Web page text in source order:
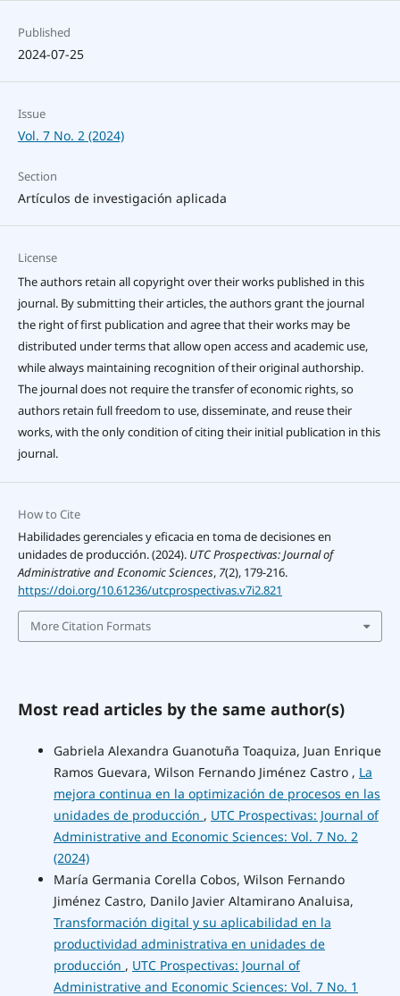
Published
2024-07-25
Issue
Vol. 7 No. 2 (2024)
Section
Artículos de investigación aplicada
License
The authors retain all copyright over their works published in this
journal. By submitting their articles, the authors grant the journal
the right of first publication and agree that their works may be
distributed under terms that allow open access and academic use,
while always maintaining recognition of their original authorship.
The journal does not require the transfer of economic rights, so
authors retain full freedom to use, disseminate, and reuse their
works, with the only condition of citing their initial publication in this
journal.
How to Cite
Habilidades gerenciales y eficacia en toma de decisiones en
unidades de producción. (2024). UTC Prospectivas: Journal of
Administrative and Economic Sciences, 7(2), 179-216.
https://doi.org/10.61236/utcprospectivas.v7i2.821
More Citation Formats
Most read articles by the same author(s)
Gabriela Alexandra Guanotuña Toaquiza, Juan Enrique
Ramos Guevara, Wilson Fernando Jiménez Castro , La
mejora continua en la optimización de procesos en las
unidades de producción , UTC Prospectivas: Journal of
Administrative and Economic Sciences: Vol. 7 No. 2
(2024)
María Germania Corella Cobos, Wilson Fernando
Jiménez Castro, Danilo Javier Altamirano Analuisa,
Transformación digital y su aplicabilidad en la
productividad administrativa en unidades de
producción , UTC Prospectivas: Journal of
Administrative and Economic Sciences: Vol. 7 No. 1